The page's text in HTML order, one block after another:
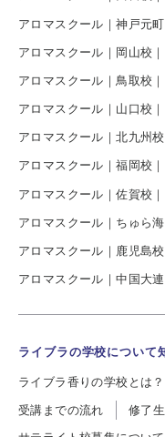
アロマスクール｜神戸元
アロマスクール｜岡山校
アロマスクール｜鳥取校
アロマスクール｜山口校
アロマスクール｜北九州
アロマスクール｜福岡校
アロマスクール｜佐賀校
アロマスクール｜ちゅら
アロマスクール｜鹿児島
アロマスクール｜中国大
ライブラの学校について
ライブラ香りの学校とは？
受講までの流れ 修了